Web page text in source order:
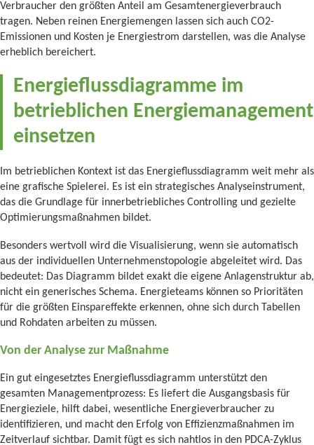
Verbraucher den größten Anteil am Gesamtenergieverbrauch
tragen. Neben reinen Energiemengen lassen sich auch CO2-
Emissionen und Kosten je Energiestrom darstellen, was die Analyse
erheblich bereichert.
Energieflussdiagramme im
betrieblichen Energiemanagement
einsetzen
Im betrieblichen Kontext ist das Energieflussdiagramm weit mehr als
eine grafische Spielerei. Es ist ein strategisches Analyseinstrument,
das die Grundlage für innerbetriebliches Controlling und gezielte
Optimierungsmaßnahmen bildet.
Besonders wertvoll wird die Visualisierung, wenn sie automatisch
aus der individuellen Unternehmenstopologie abgeleitet wird. Das
bedeutet: Das Diagramm bildet exakt die eigene Anlagenstruktur ab,
nicht ein generisches Schema. Energieteams können so Prioritäten
für die größten Einspareffekte erkennen, ohne sich durch Tabellen
und Rohdaten arbeiten zu müssen.
Von der Analyse zur Maßnahme
Ein gut eingesetztes Energieflussdiagramm unterstützt den
gesamten Managementprozess: Es liefert die Ausgangsbasis für
Energieziele, hilft dabei, wesentliche Energieverbraucher zu
identifizieren, und macht den Erfolg von Effizienzmaßnahmen im
Zeitverlauf sichtbar. Damit fügt es sich nahtlos in den PDCA-Zyklus